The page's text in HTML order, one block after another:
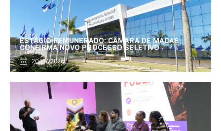
ESTÁGIO REMUNERADO: CÂMARA DE MACAÉ
CONFIRMA NOVO PROCESSO SELETIVO
20/07/2026